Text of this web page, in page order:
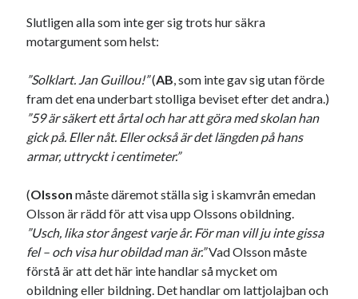
Slutligen alla som inte ger sig trots hur säkra
motargument som helst:
”Solklart. Jan Guillou!”(AB, som inte gav sig utan förde
fram det ena underbart stolliga beviset efter det andra.)
”59 är säkert ett årtal och har att göra med skolan han
gick på. Eller nåt. Eller också är det längden på hans
armar, uttryckt i centimeter.”
(Olsson måste däremot ställa sig i skamvrån emedan
Olsson är rädd för att visa upp Olssons obildning.
”Usch, lika stor ångest varje år. För man vill ju inte gissa
fel – och visa hur obildad man är.”Vad Olsson måste
förstå är att det här inte handlar så mycket om
obildning eller bildning. Det handlar om lattjolajban och